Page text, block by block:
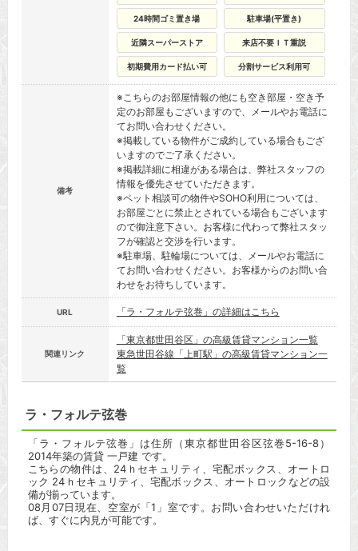
24時間ゴミ置き場 駐車場(平置き)
近隣スーパーストア 来店不要ＩＴ重説
初期費用カード払い可 分割サービス利用可
備考
※こちらのお部屋情報の他にも空き部屋・空き予
定のお部屋もございますので、メールやお電話に
てお問い合わせください。
※掲載している物件がご成約している場合もござ
いますのでご了承ください。
※掲載詳細に相違がある場合は、弊社スタッフの
情報を優先させていただきます。
※ペット相談可の物件やSOHO利用については、
お部屋ごとに禁止とされている場合もございます
ので御注意下さい。お客様に代わって弊社スタッ
フが確認と交渉を行います。
※駐車場、駐輪場については、メールやお電話に
てお問い合わせください。お客様からのお問い合
わせをお待ちしています。
URL 「ラ・フォルテ弦巻」の詳細はこちら
関連リンク
「東京都世田谷区」の高級賃貸マンション一覧
東急世田谷線「上町駅」の高級賃貸マンション一
覧
ラ・フォルテ弦巻
「ラ・フォルテ弦巻」は住所（東京都世田谷区弦巻5-16-8）
2014年築の賃貸 一戸建 です。
こちらの物件は、24ｈセキュリティ、宅配ボックス、オートロ
ック 24ｈセキュリティ、宅配ボックス、オートロックなどの設
備が揃っています。
08月07日現在、空室が「1」室です。お問い合わせいただけれ
ば、すぐに内見が可能です。